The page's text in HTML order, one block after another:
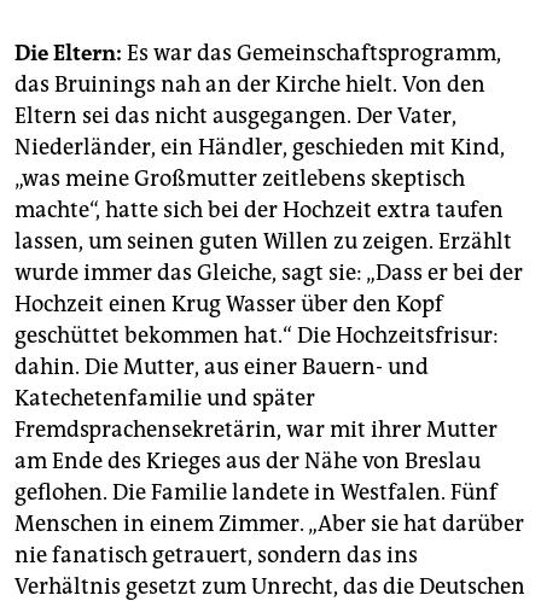
Die Eltern: Es war das Gemeinschaftsprogramm,
das Bruinings nah an der Kirche hielt. Von den
Eltern sei das nicht ausgegangen. Der Vater,
Niederländer, ein Händler, geschieden mit Kind,
„was meine Großmutter zeitlebens skeptisch
machte“, hatte sich bei der Hochzeit extra taufen
lassen, um seinen guten Willen zu zeigen. Erzählt
wurde immer das Gleiche, sagt sie: „Dass er bei der
Hochzeit einen Krug Wasser über den Kopf
geschüttet bekommen hat.“ Die Hochzeitsfrisur:
dahin. Die Mutter, aus einer Bauern- und
Katechetenfamilie und später
Fremdsprachensekretärin, war mit ihrer Mutter
am Ende des Krieges aus der Nähe von Breslau
geflohen. Die Familie landete in Westfalen. Fünf
Menschen in einem Zimmer. „Aber sie hat darüber
nie fanatisch getrauert, sondern das ins
Verhältnis gesetzt zum Unrecht, das die Deutschen